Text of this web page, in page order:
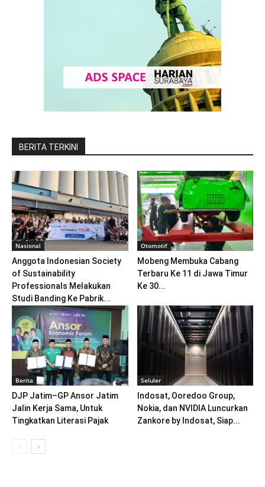
BERITA TERKINI
Nasional
Anggota Indonesian Society
of Sustainability
Professionals Melakukan
Studi Banding Ke Pabrik...
Otomotif
Mobeng Membuka Cabang
Terbaru Ke 11 di Jawa Timur
Ke 30...
Berita
DJP Jatim–GP Ansor Jatim
Jalin Kerja Sama, Untuk
Tingkatkan Literasi Pajak
Seluler
Indosat, Ooredoo Group,
Nokia, dan NVIDIA Luncurkan
Zankore by Indosat, Siap...